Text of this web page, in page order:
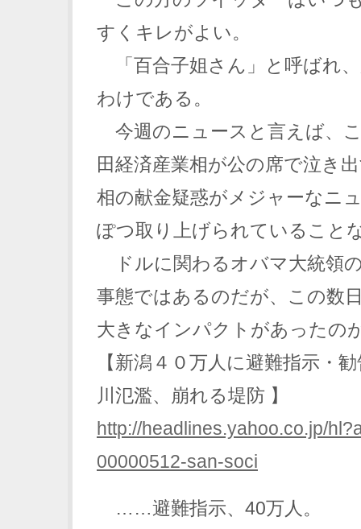
すくキレがよい。
「百合子姐さん」と呼ばれ
わけである。
今週のニュースと言えば、
田経済産業相が公の席で泣き
相の献金疑惑がメジャーなニ
ぽつ取り上げられていること
ドルに関わるオバマ大統領
事態ではあるのだが、この数
大きなインパクトがあったの
【新潟４０万人に避難指示
川氾濫、崩れる堤防 】
http://headlines.yahoo.co.jp/
00000512-san-soci
……避難指示、40万人。